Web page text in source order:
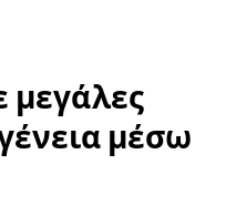
μεγάλες
μέσω